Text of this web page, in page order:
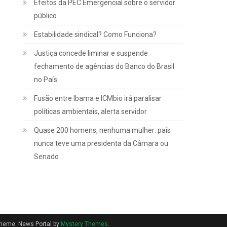
Efeitos da PEC Emergencial sobre o servidor
público
Estabilidade sindical? Como Funciona?
Justiça concede liminar e suspende
fechamento de agências do Banco do Brasil
no País
Fusão entre Ibama e ICMbio irá paralisar
políticas ambientais, alerta servidor
Quase 200 homens, nenhuma mulher: país
nunca teve uma presidenta da Câmara ou
Senado
Notícias
INSS:
confira
como vai
funcionar a
revisão da
vida toda,
aprovada
pelo STF
News Portal by Mystery Themes